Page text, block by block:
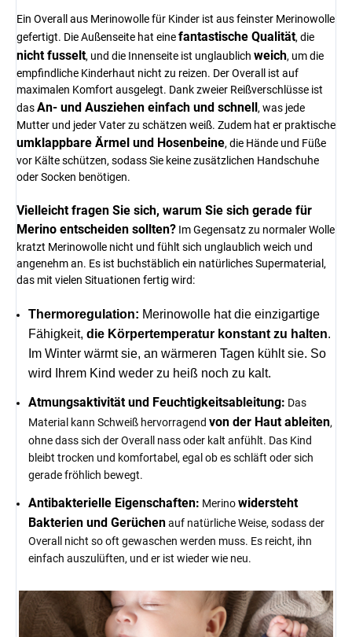
Ein Overall aus Merinowolle für Kinder ist aus feinster Merinowolle
gefertigt. Die Außenseite hat einefantastische Qualität, die
nicht fusselt, und die Innenseite ist unglaublich weich, um die
empfindliche Kinderhaut nicht zu reizen. Der Overall ist auf
maximalen Komfort ausgelegt. Dank zweier Reißverschlüsse ist
dasAn- und Ausziehen einfach und schnell , was jede
Mutter und jeder Vater zu schätzen weiß. Zudem hat er praktische
umklappbare Ärmel und Hosenbeine, die Hände und Füße
vor Kälte schützen, sodass Sie keine zusätzlichen Handschuhe
oder Socken benötigen.
Vielleicht fragen Sie sich, warum Sie sich gerade für
Merino entscheiden sollten? Im Gegensatz zu normaler Wolle
kratzt Merinowolle nicht und fühlt sich unglaublich weich und
angenehm an. Es ist buchstäblich ein natürliches Supermaterial,
das mit vielen Situationen fertig wird:
Thermoregulation: Merinowolle hat die einzigartige
Fähigkeit, die Körpertemperatur konstant zu halten.
Im Winter wärmt sie, an wärmeren Tagen kühlt sie. So
wird Ihrem Kind weder zu heiß noch zu kalt.
Atmungsaktivität und Feuchtigkeitsableitung: Das
Material kann Schweiß hervorragend von der Haut ableiten,
ohne dass sich der Overall nass oder kalt anfühlt. Das Kind
bleibt trocken und komfortabel, egal ob es schläft oder sich
gerade fröhlich bewegt.
Antibakterielle Eigenschaften: Merinowidersteht
Bakterien und Gerüchenauf natürliche Weise, sodass der
Overall nicht so oft gewaschen werden muss. Es reicht, ihn
einfach auszulüften, und er ist wieder wie neu.